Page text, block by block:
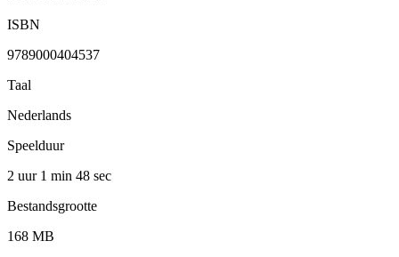
ISBN
9789000404537
Taal
Nederlands
Speelduur
2 uur 1 min 48 sec
Bestandsgrootte
168 MB